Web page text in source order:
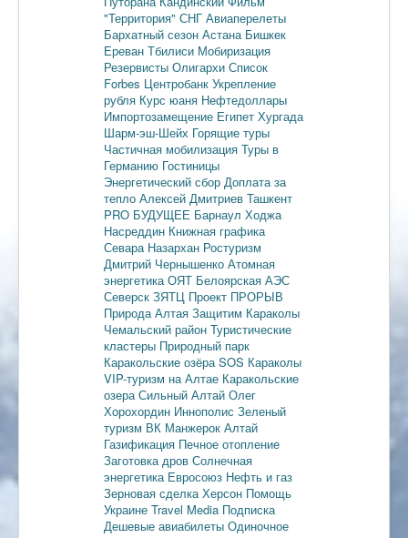
"Территория" СНГ Авиаперелеты
Бархатный сезон Астана Бишкек
Ереван Тбилиси Мобиризация
Резервисты Олигархи Список
Forbes Центробанк Укрепление
рубля Курс юаня Нефтедоллары
Импортозамещение Египет Хургада
Шарм-эш-Шейх Горящие туры
Частичная мобилизация Туры в
Германию Гостиницы
Энергетический сбор Доплата за
тепло Алексей Дмитриев Ташкент
PRO БУДУЩЕЕ Барнаул Ходжа
Насреддин Книжная графика
Севара Назархан Ростуризм
Дмитрий Чернышенко Атомная
энергетика ОЯТ Белоярская АЭС
Северск ЗЯТЦ Проект ПРОРЫВ
Природа Алтая Защитим Караколы
Чемальский район Туристические
кластеры Природный парк
Каракольские озёра SOS Караколы
VIP-туризм на Алтае Каракольские
озера Сильный Алтай Олег
Хорохордин Иннополис Зеленый
туризм ВК Манжерок Алтай
Газификация Печное отопление
Заготовка дров Солнечная
энергетика Евросоюз Нефть и газ
Зерновая сделка Херсон Помощь
Украине Travel Media Подписка
Дешевые авиабилеты Одиночное